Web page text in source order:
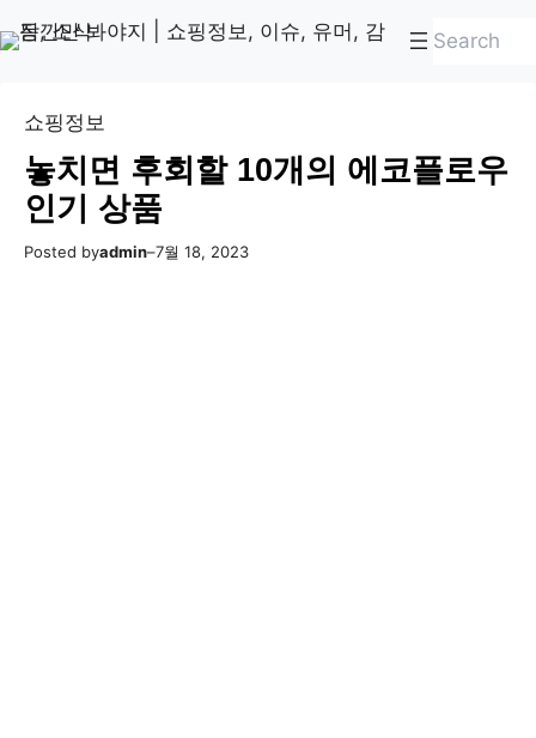
텐
to
검
쇼핑정보
놓치면 후회할 10개의 에코플로우
인기 상품
Posted byadmin–7월 18, 2023